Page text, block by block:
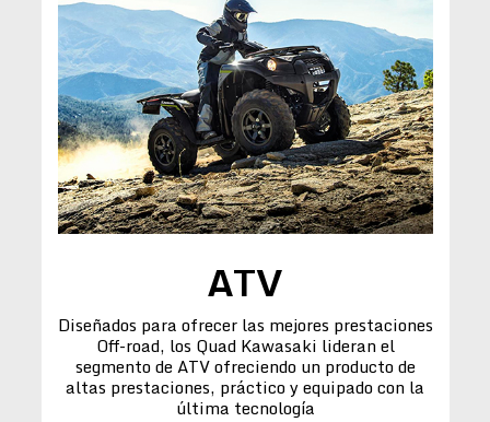
ATV
Diseñados para ofrecer las mejores prestaciones
Off-road, los Quad Kawasaki lideran el
segmento de ATV ofreciendo un producto de
altas prestaciones, práctico y equipado con la
última tecnología